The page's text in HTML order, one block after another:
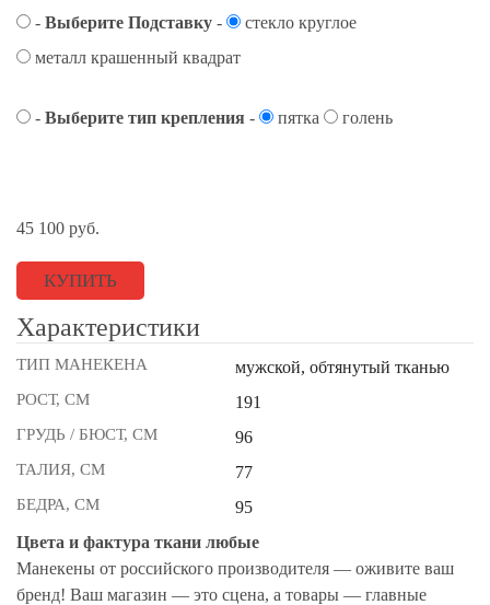
- Выберите Подставку -
стекло круглое
металл крашенный квадрат
- Выберите тип крепления - пятка голень
45 100 руб.
КУПИТЬ
Характеристики
ТИП МАНЕКЕНА мужской, обтянутый тканью
РОСТ, СМ 191
ГРУДЬ / БЮСТ, СМ 96
ТАЛИЯ, СМ 77
БЕДРА, СМ
95
Цвета и фактура ткани любые
Манекены от российского производителя — оживите ваш
бренд! Ваш магазин — это сцена, а товары — главные